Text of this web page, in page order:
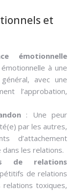
et
émotionnelle
à une
avec une
l’approbation,
: Une peur
par les autres,
d’attachement
les relations.
de relations
de relations
toxiques,